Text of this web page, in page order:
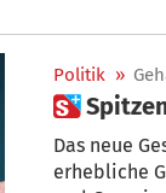
Politik »
Das neue
erhebliche